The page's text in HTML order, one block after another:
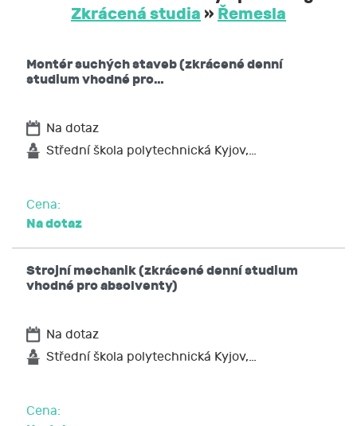
Zkrácená studia » Řemesla
Montér suchých staveb (zkrácené denní
studium vhodné pro…
Na dotaz
Střední škola polytechnická Kyjov,…
Cena:
Na dotaz
Strojní mechanik (zkrácené denní studium
vhodné pro absolventy)
Na dotaz
Střední škola polytechnická Kyjov,…
Cena: